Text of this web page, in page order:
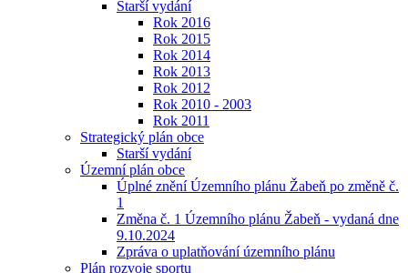
Starší vydání
Rok 2016
Rok 2015
Rok 2014
Rok 2013
Rok 2012
Rok 2010 - 2003
Rok 2011
Strategický plán obce
Starší vydání
Územní plán obce
Úplné znění Územního plánu Žabeň po změně č.
1
Změna č. 1 Územního plánu Žabeň - vydaná dne
9.10.2024
Zpráva o uplatňování územního plánu
Plán rozvoje sportu